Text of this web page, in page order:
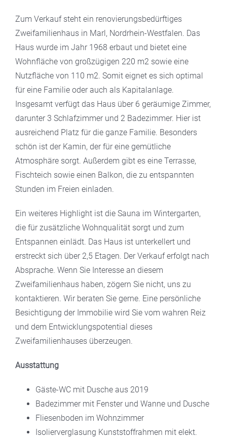
Zum Verkauf steht ein renovierungsbedürftiges
Zweifamilienhaus in Marl, Nordrhein-Westfalen. Das
Haus wurde im Jahr 1968 erbaut und bietet eine
Wohnfläche von großzügigen 220 m2 sowie eine
Nutzfläche von 110 m2. Somit eignet es sich optimal
für eine Familie oder auch als Kapitalanlage.
Insgesamt verfügt das Haus über 6 geräumige Zimmer,
darunter 3 Schlafzimmer und 2 Badezimmer. Hier ist
ausreichend Platz für die ganze Familie. Besonders
schön ist der Kamin, der für eine gemütliche
Atmosphäre sorgt. Außerdem gibt es eine Terrasse,
Fischteich sowie einen Balkon, die zu entspannten
Stunden im Freien einladen.
Ein weiteres Highlight ist die Sauna im Wintergarten,
die für zusätzliche Wohnqualität sorgt und zum
Entspannen einlädt. Das Haus ist unterkellert und
erstreckt sich über 2,5 Etagen. Der Verkauf erfolgt nach
Absprache. Wenn Sie Interesse an diesem
Zweifamilienhaus haben, zögern Sie nicht, uns zu
kontaktieren. Wir beraten Sie gerne. Eine persönliche
Besichtigung der Immobilie wird Sie vom wahren Reiz
und dem Entwicklungspotential dieses
Zweifamilienhauses überzeugen.
Ausstattung
Gäste-WC mit Dusche aus 2019
Badezimmer mit Fenster und Wanne und Dusche
Fliesenboden im Wohnzimmer
Isolierverglasung Kunststoffrahmen mit elekt.